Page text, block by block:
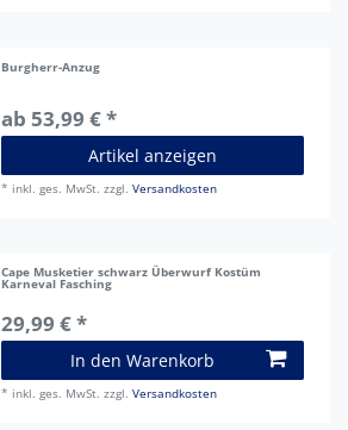
Burgherr-Anzug
ab 53,99 € *
Artikel anzeigen
* inkl. ges. MwSt. zzgl.Versandkosten
Cape Musketier schwarz Überwurf Kostüm
Karneval Fasching
29,99 € *
In den Warenkorb
* inkl. ges. MwSt. zzgl.Versandkosten